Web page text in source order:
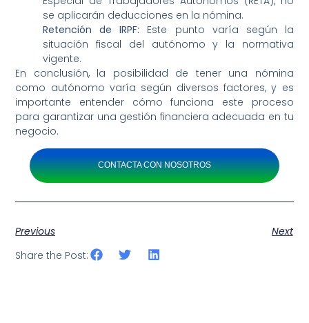
se aplicarán deducciones en la nómina.
Retención de IRPF: Este punto varía según la
situación fiscal del autónomo y la normativa
vigente.
En conclusión, la posibilidad de tener una nómina
como autónomo varía según diversos factores, y es
importante entender cómo funciona este proceso
para garantizar una gestión financiera adecuada en tu
negocio.
CONTACTA CON NOSOTROS
Previous
Next
Share the Post: